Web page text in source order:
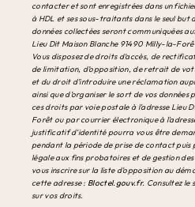
contacter et sont enregistrées dans un
à HDL et ses sous-traitants dans le seul but
données collectées seront communiquées
Lieu Dit Maison Blanche 91490 Milly-la-
Vous disposez de droits d’accès, de
de limitation, d’opposition, de retrait de
et du droit d’introduire une réclamation
ainsi que d’organiser le sort de vos
ces droits par voie postale à l'adresse Lieu
Forêt ou par courrier électronique à
justificatif d'identité pourra vous être
pendant la période de prise de contact
légale aux fins probatoires et de gestion
vous inscrire sur la liste d'opposition au
cette adresse : Bloctel.gouv.fr. Consultez le
sur vos droits.